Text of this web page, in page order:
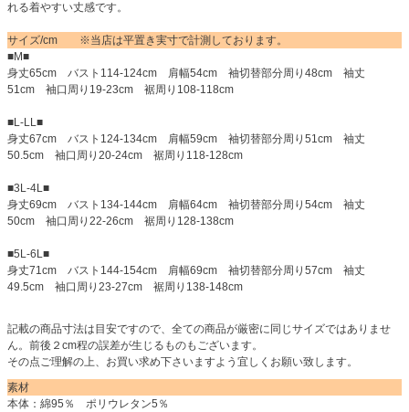
れる着やすい丈感です。
サイズ/cm ※当店は平置き実寸で計測しております。
■M■
身丈65cm バスト114-124cm 肩幅54cm 袖切替部分周り48cm 袖丈
51cm 袖口周り19-23cm 裾周り108-118cm
■L-LL■
身丈67cm バスト124-134cm 肩幅59cm 袖切替部分周り51cm 袖丈
50.5cm 袖口周り20-24cm 裾周り118-128cm
■3L-4L■
身丈69cm バスト134-144cm 肩幅64cm 袖切替部分周り54cm 袖丈
50cm 袖口周り22-26cm 裾周り128-138cm
■5L-6L■
身丈71cm バスト144-154cm 肩幅69cm 袖切替部分周り57cm 袖丈
49.5cm 袖口周り23-27cm 裾周り138-148cm
記載の商品寸法は目安ですので、全ての商品が厳密に同じサイズではありませ
ん。前後２cm程の誤差が生じるものもございます。
その点ご理解の上、お買い求め下さいますよう宜しくお願い致します。
素材
本体：綿95％ ポリウレタン5％